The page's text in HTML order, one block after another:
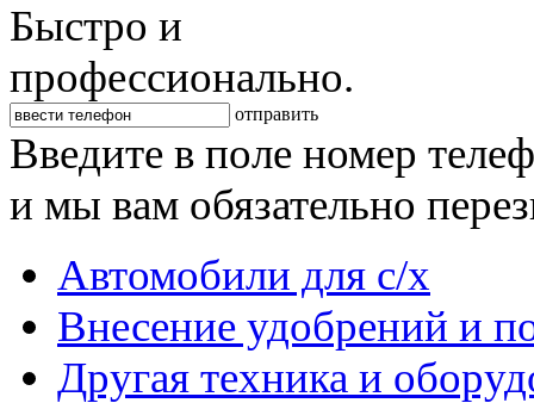
Быстро и
профессионально.
отправить
Введите в поле номер
и мы вам обязательно
Автомобили для с/х
Внесение удобрений и
Другая техника и